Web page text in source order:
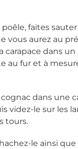
faites
vous aurez au
carapace dans un
au fur et à
dans une
videz-le sur les
tours.
le ainsi